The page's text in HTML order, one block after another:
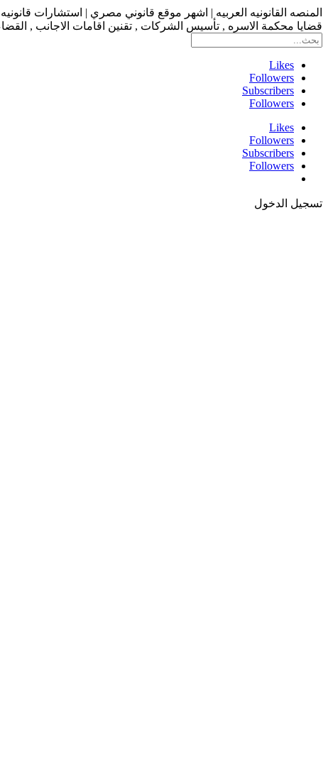
المنصه القانونيه العربيه | اشهر موقع قانوني مصري | استشارات
قضايا محكمة الاسره , تأسيس الشركات , تقنين اقامات الاجانب ,
Likes
Followers
Subscribers
Followers
Likes
Followers
Subscribers
Followers
تسجيل الدخول